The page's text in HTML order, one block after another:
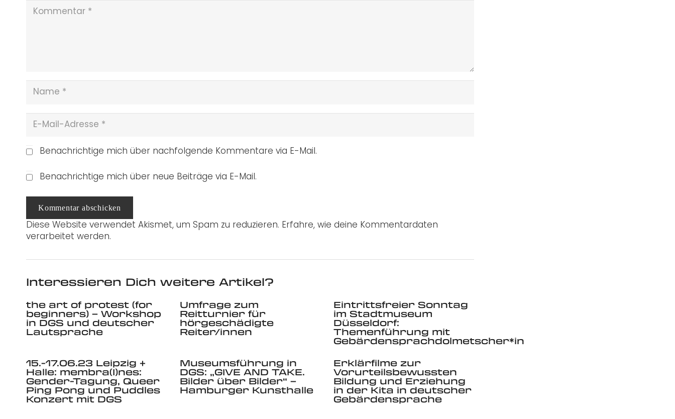
Benachrichtige mich über nachfolgende Kommentare via E-Mail.
Benachrichtige mich über neue Beiträge via E-Mail.
Kommentar abschicken
Diese Website verwendet Akismet, um Spam zu reduzieren. Erfahre, wie deine Kommentardaten
verarbeitet werden.
Interessieren Dich weitere Artikel?
the art of protest (for
beginners) – Workshop
in DGS und deutscher
Lautsprache
Umfrage zum
Reitturnier für
hörgeschädigte
Reiter/innen
Eintrittsfreier Sonntag
im Stadtmuseum
Düsseldorf:
Themenführung mit
Gebärdensprachdolmetscher*in
15.-17.06.23 Leipzig +
Halle: membra(I)nes:
Gender-Tagung, Queer
Ping Pong und Puddles
Konzert mit DGS
Museumsführung in
DGS: „GIVE AND TAKE.
Bilder über Bilder“ –
Hamburger Kunsthalle
Erklärfilme zur
Vorurteilsbewussten
Bildung und Erziehung
in der Kita in deutscher
Gebärdensprache